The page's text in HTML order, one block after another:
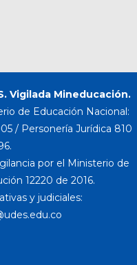
Vigilada Mineducación.
de Educación Nacional:
/ Personería Jurídica 810
por el Ministerio de
12220 de 2016.
y judiciales: